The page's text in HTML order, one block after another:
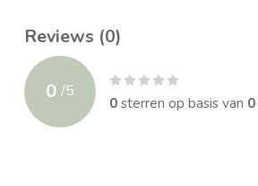
Reviews (0)
0 /5
0sterren op basis van 0